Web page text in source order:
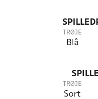
TRØJE
Blå
TRØJE
Sort